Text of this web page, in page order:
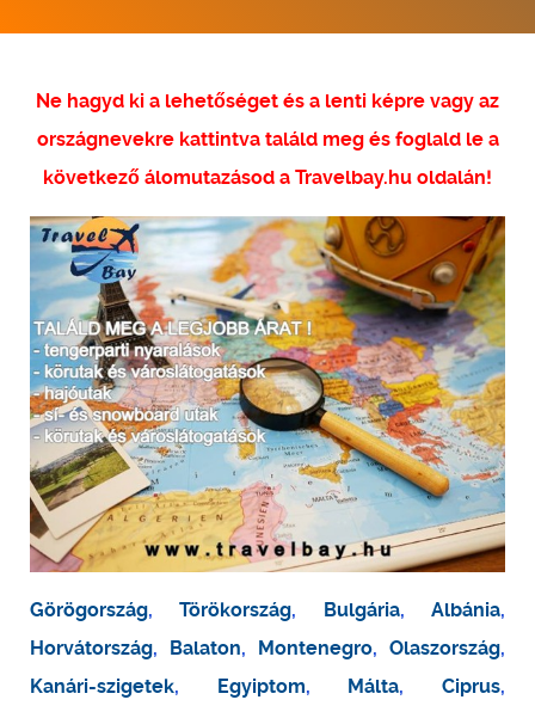
Ne hagyd ki a lehetőséget és a lenti képre vagy az
országnevekre kattintva találd meg és foglald le a
következő álomutazásod a Travelbay.hu oldalán!
Görögország,Törökország, Bulgária,Albánia,
Horvátország, Balaton, Montenegro, Olaszország,
Kanári-szigetek, Egyiptom, Málta,Ciprus,